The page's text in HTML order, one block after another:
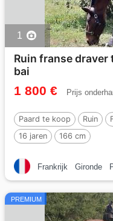
1
Ruin franse
bai
1 800 € Prijs
Paard te koop Ruin
16 jaren
166 cm
Frankrijk Gironde
PREMIUM